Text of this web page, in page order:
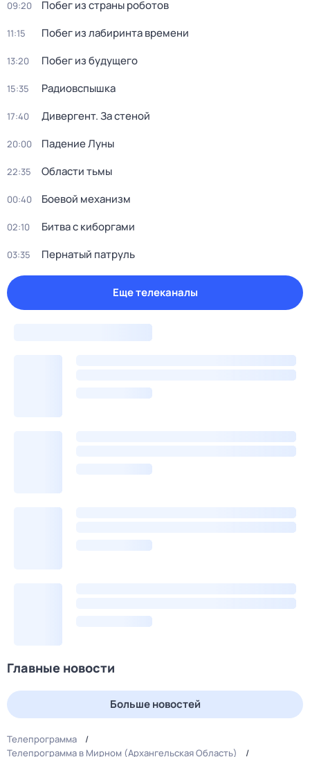
09:20 Побег из страны роботов
11:15 Пoбег из лабиринтa времени
13:20 Побег из будущего
15:35 Радиовспышка
17:40 Дивергент. За стеной
20:00 Падение Луны
22:35 Области тьмы
00:40 Боевой механизм
02:10 Битва с киборгами
03:35 Пернатый патруль
Еще телеканалы
Главные новости
Больше новостей
Телепрограмма
Телепрограмма в Мирном (Архангельская Область)